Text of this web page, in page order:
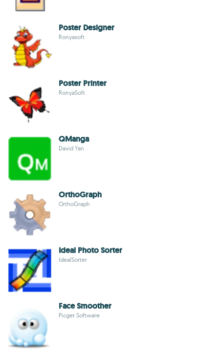
Poster Designer
Ronyasoft
Poster Printer
RonyaSoft
QManga
David Yan
OrthoGraph
OrthoGraph
Ideal Photo Sorter
IdealSorter
Face Smoother
Picget Software